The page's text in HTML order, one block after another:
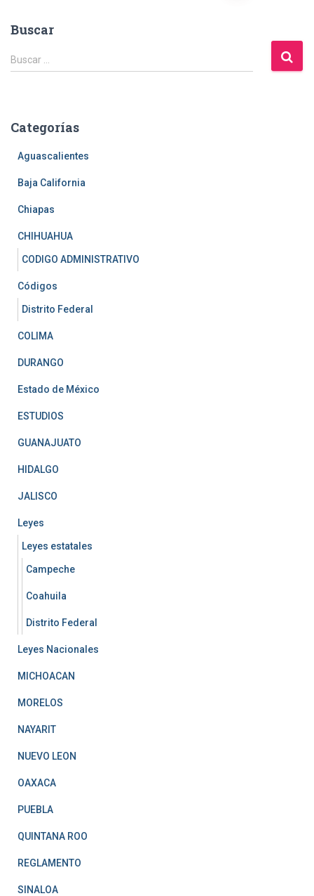
de
entradas
Buscar
B
u
r
Buscar …
Categorías
Aguascalientes
Baja California
Chiapas
CHIHUAHUA
CODIGO ADMINISTRATIVO
Códigos
Distrito Federal
COLIMA
DURANGO
Estado de México
ESTUDIOS
GUANAJUATO
HIDALGO
JALISCO
Leyes
Leyes estatales
Campeche
Coahuila
Distrito Federal
Leyes Nacionales
MICHOACAN
MORELOS
NAYARIT
NUEVO LEON
OAXACA
PUEBLA
QUINTANA ROO
REGLAMENTO
SINALOA